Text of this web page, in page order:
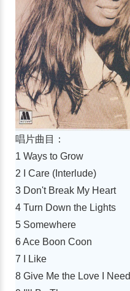
唱片曲目：
1 Ways to Grow
2 I Care (Interlude)
3 Don't Break My Heart
4 Turn Down the Lights
5 Somewhere
6 Ace Boon Coon
7 I Like
8 Give Me the Love I Need